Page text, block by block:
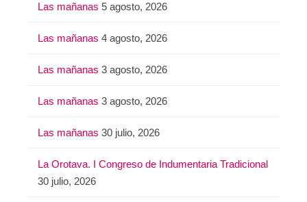
Las mañanas 5 agosto, 2026
Las mañanas 4 agosto, 2026
Las mañanas 3 agosto, 2026
Las mañanas 3 agosto, 2026
Las mañanas 30 julio, 2026
La Orotava. I Congreso de Indumentaria Tradicional
30 julio, 2026